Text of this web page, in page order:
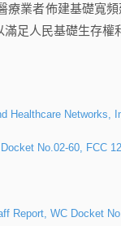
業者佈建基礎寬
足人民基礎生存權
Healthcare Networks,
No.02-60, FCC
Report, WC Docket